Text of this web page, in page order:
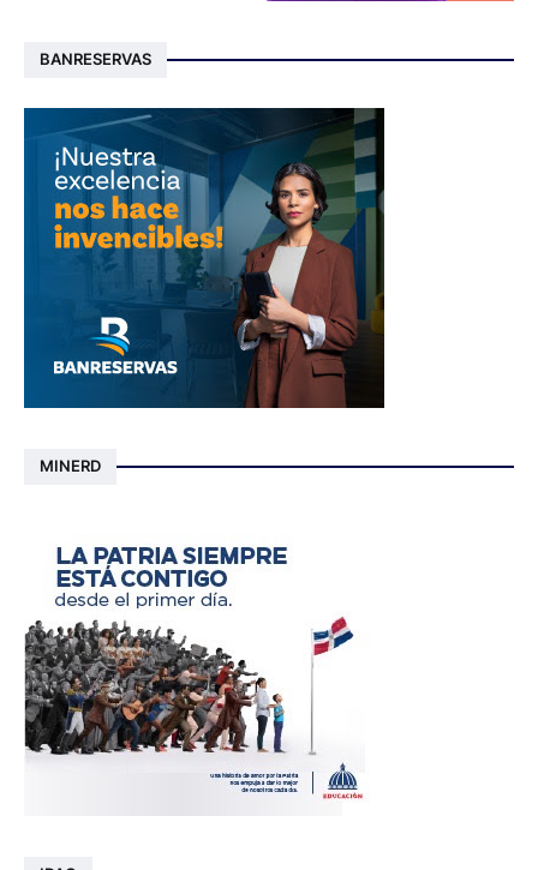
BANRESERVAS
MINERD